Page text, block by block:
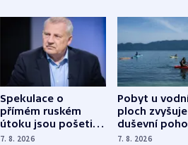
Spekulace o
přímém ruském
útoku jsou pošetilé,
míní estonský
7. 8. 2026
Pobyt u
ploch zvyšuje
duševní
ukázala
7. 8. 2026